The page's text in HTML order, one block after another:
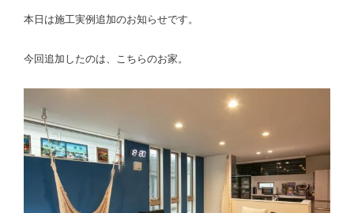
本日は施工実例追加のお知らせです。
今回追加したのは、こちらのお家。